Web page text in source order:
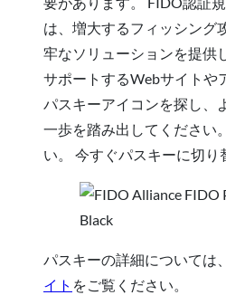
は、増大するフィッシング
牢なソリューションを提供
サポートするWebサイトや
パスキーアイコンを探し、
一歩を踏み出してください
い。 今すぐパスキーに切り
パスキーの詳細については、
イト をご覧ください。